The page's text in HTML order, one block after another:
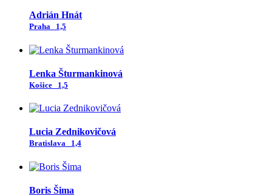
Adrián Hnát
Praha 1,5
Lenka Šturmankinová
Košice 1,5
Lucia Zednikovičová
Bratislava 1,4
Boris Šima